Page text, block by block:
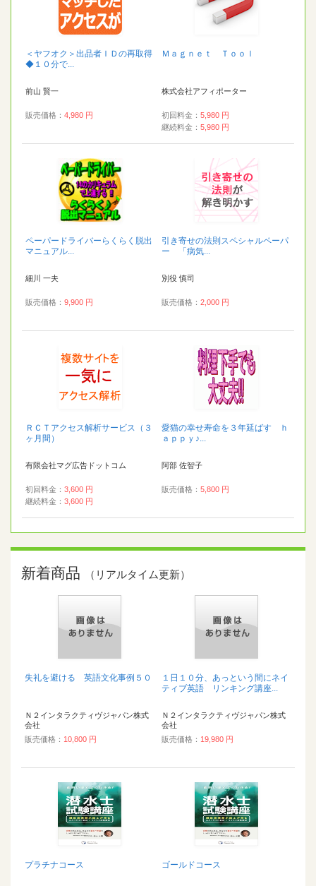
＜ヤフオク＞出品者ＩＤの再取得
◆１０分で...
前山 賢一
販売価格： 4,980 円
Ｍａｇｎｅｔ Ｔｏｏｌ
株式会社アフィポーター
初回料金： 5,980 円
継続料金： 5,980 円
ペーパードライバーらくらく脱出
マニュアル...
細川 一夫
販売価格： 9,900 円
引き寄せの法則スペシャルペーパ
ー 「病気...
別役 慎司
販売価格： 2,000 円
ＲＣＴアクセス解析サービス（３
ヶ月間）
有限会社マグ広告ドットコム
初回料金： 3,600 円
継続料金： 3,600 円
愛猫の幸せ寿命を３年延ばす ｈ
ａｐｐｙ♪...
阿部 佐智子
販売価格： 5,800 円
新着商品 （リアルタイム更新）
失礼を避ける 英語文化事例５０
Ｎ２インタラクティヴジャパン株式
会社
販売価格： 10,800 円
１日１０分、あっという間にネイ
ティブ英語 リンキング講座...
Ｎ２インタラクティヴジャパン株式
会社
販売価格： 19,980 円
プラチナコース ゴールドコース